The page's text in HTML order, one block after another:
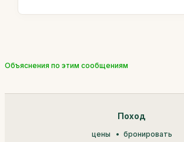
Объяснения по этим сообщениям
Поход
цены бронировать